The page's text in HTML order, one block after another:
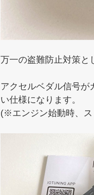
万一の盗難防止対策と
アクセルベダル信号が
い仕様になります。
(※エンジン始動時、ス